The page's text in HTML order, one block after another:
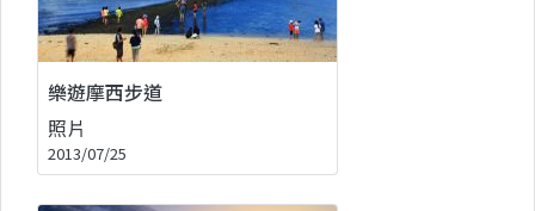
樂遊摩西步道
照片
2013/07/25